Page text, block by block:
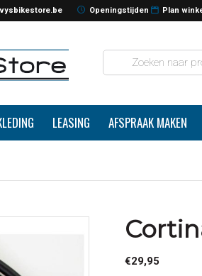
Openingstijden Plan
LEASING AFSPRAAK MAKEN
€29,95